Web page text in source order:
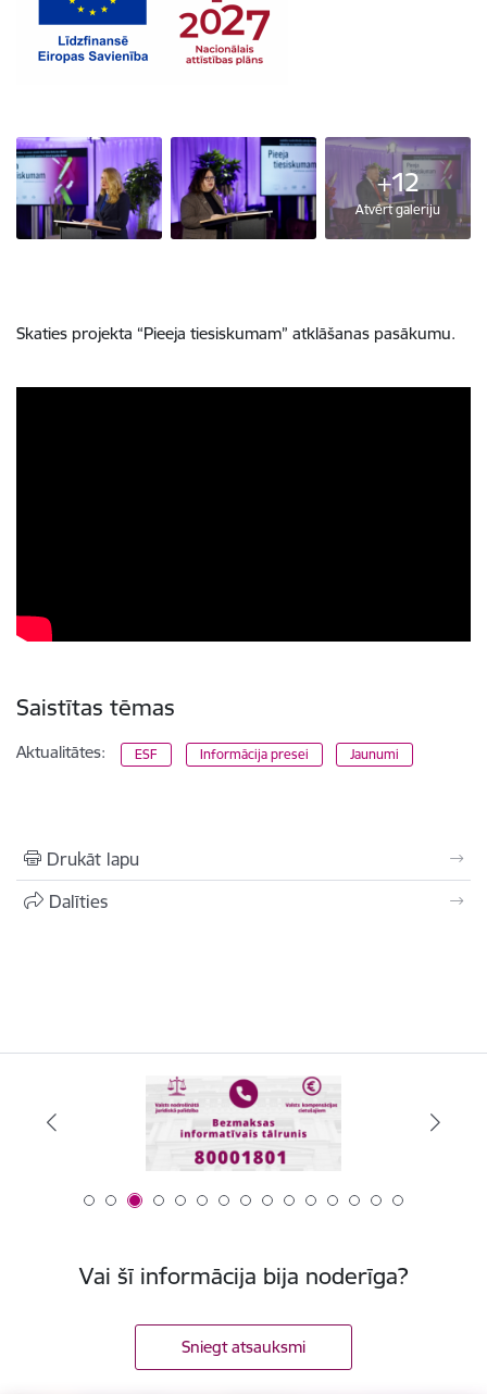
+12
Atvērt galeriju
Skaties projekta “Pieeja tiesiskumam” atklāšanas pasākumu.
Saistītas tēmas
Aktualitātes: ESF Informācija presei Jaunumi
Drukāt lapu
Dalīties
Vai šī informācija bija noderīga?
Sniegt atsauksmi